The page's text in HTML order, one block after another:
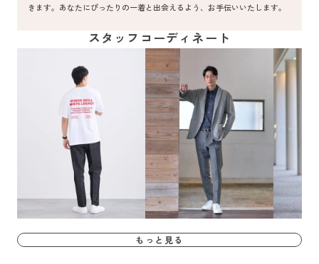
きます。あなたにぴったりの一着と出会えるよう、お手伝いいたします。
スタッフコーディネート
もっと見る